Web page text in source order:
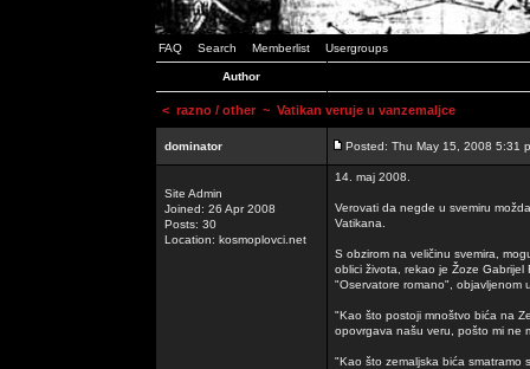
FAQ Search Memberlist Usergroups
Author
< razno / other ~ Vatikan veruje u vanzemaljce
dominator Posted: Thu May 15, 2008 5:31
Site Admin
Joined: 26 Apr 2008
Posts: 30
Location: kosmoplovci.net
14. maj 2008.
Verovati da negde u svemiru
Vatikana.
S obzirom na veličinu svemira,
oblici života, rekao je Žoze
"Oservatore romano", objavljenom
"Kao što postoji mnoštvo bića na
opovrgava našu veru, pošto mi ne
"Kao što zemaljska bića smatramo